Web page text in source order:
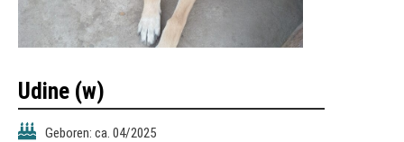
Udine (w)
Geboren: ca. 04/2025